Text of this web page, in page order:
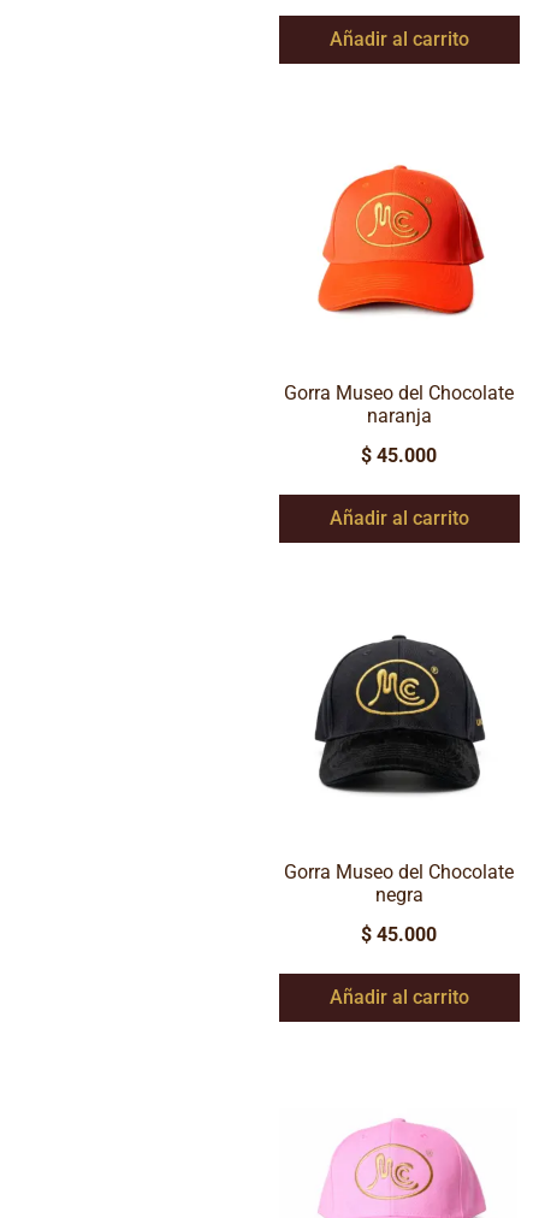
Añadir al carrito
Gorra Museo del Chocolate
naranja
$ 45.000
Añadir al carrito
Gorra Museo del Chocolate
negra
$ 45.000
Añadir al carrito